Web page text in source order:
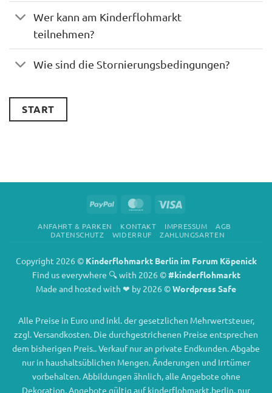
Wer kann am Kinderflohmarkt
teilnehmen?
Wie sind die Stornierungsbedingungen?
START
PayPal MasterCard
ANFAHRT & PARKEN KONTAKT IMPRESSUM
AGB
DATENSCHUTZ
WIDERRUF ZAHLUNGSARTEN
Copyright 2026 © Kinderflohmarkt Berlin im Forum Köpenick
Find us everywhere 🔍 with 2026 ©#kinderflohmarkt
Made and hosted with ❤ by 2026 ©Wordpress Safe
Alle Preise in Euro und inkl. der gesetzlichen Mehrwertsteuer,
zzgl. Versandkosten. Die durchgestrichenen Preise entsprechen
dem bisherigen Preis.. Verkauf nur an private Endkunden. Abgabe
nur in haushaltsüblichen Mengen. Änderungen und Irrtümer
vorbehalten. Abbildungen ähnlich, alle Angebote ohne
Dekoration. Angebote gültig auf kinderflohmarkt.berlin, nur